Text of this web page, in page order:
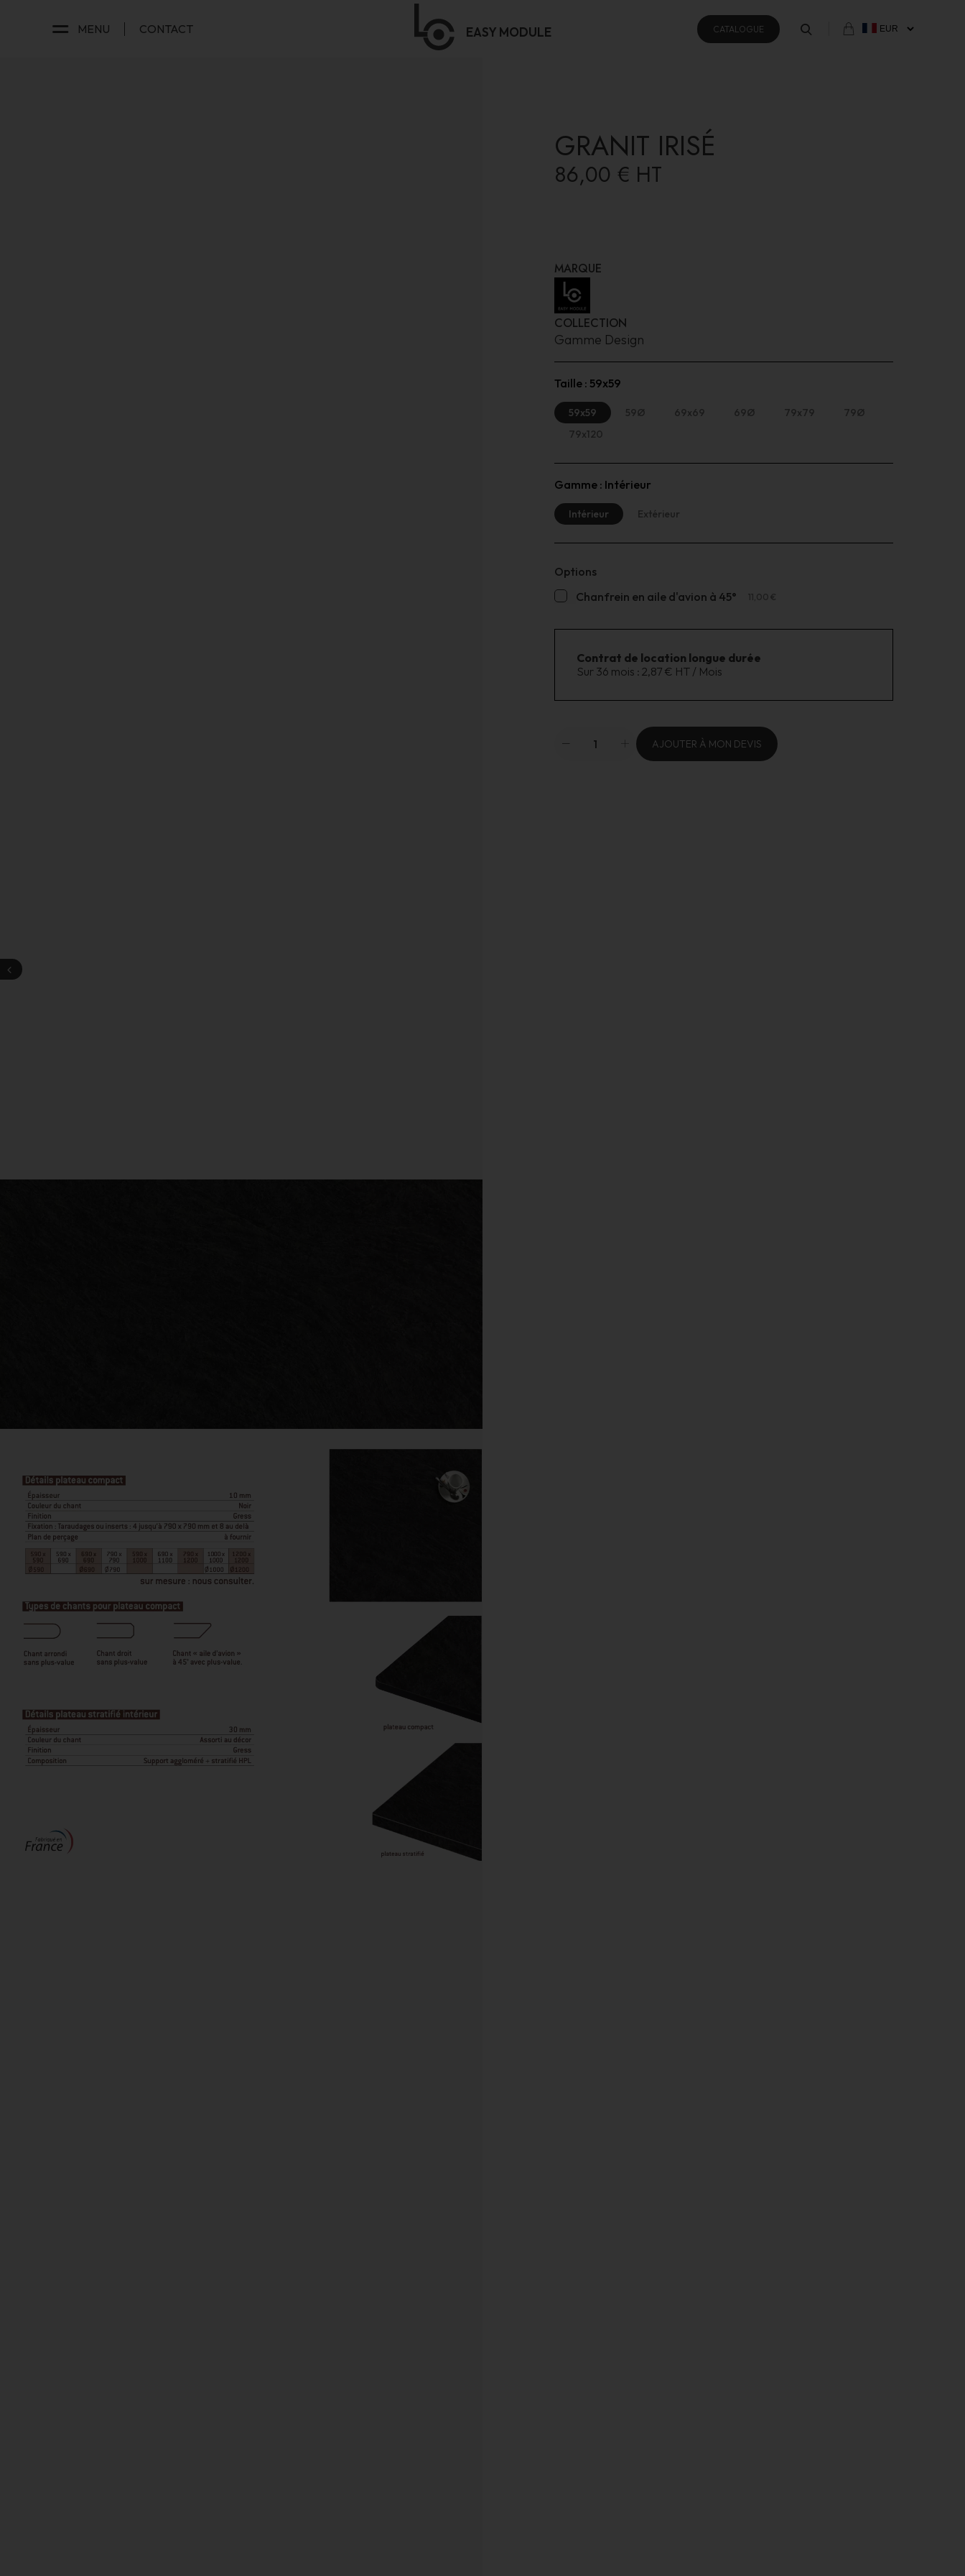
MENU CONTACT EASY MODULE CATALOGUE
GRANIT IRISÉ
86,00 € HT
MARQUE
COLLECTION
Gamme Design
Taille : 59x59
59x59 59Ø 69x69 69Ø 79x79
79Ø
79x120
Gamme : Intérieur
Intérieur Extérieur
Options
Chanfrein en aile d'avion à 45°
11,00 €
Contrat de location longue durée
Sur 36 mois : 2,87 € HT / Mois
AJOUTER À MON DEVIS